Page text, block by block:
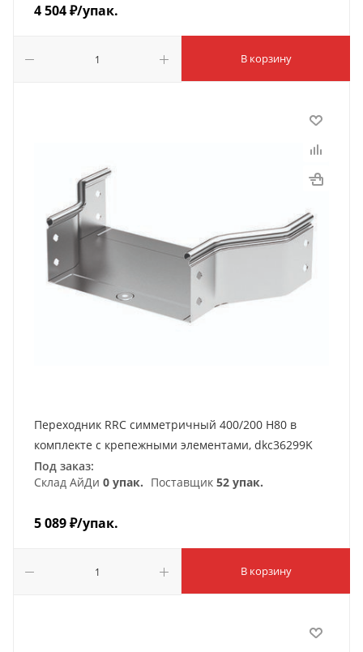
4 504₽/упак.
В корзину
Переходник RRC симметричный 400/200 H80 в
комплекте с крепежными элементами, dkc36299K
Под заказ:
Склад АйДи 0 упак. Поставщик 52 упак.
5 089₽/упак.
В корзину